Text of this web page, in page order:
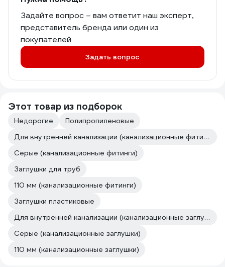
Задайте вопрос – вам ответит наш эксперт,
представитель бренда или один из
покупателей
Задать вопрос
Этот товар из подборок
Недорогие
Полипропиленовые
Для внутренней канализации (канализационные фитинги)
Серые (канализационные фитинги)
Заглушки для труб
110 мм (канализационные фитинги)
Заглушки пластиковые
Для внутренней канализации (канализационные заглушки)
Серые (канализационные заглушки)
110 мм (канализационные заглушки)